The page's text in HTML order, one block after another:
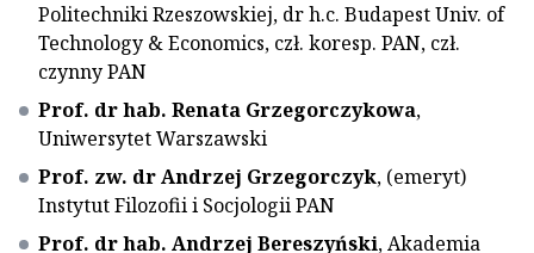
Politechniki Rzeszowskiej, dr h.c. Budapest Univ. of
Technology & Economics, czł. koresp. PAN, czł.
czynny PAN
Prof. dr hab. Renata Grzegorczykowa,
Uniwersytet Warszawski
Prof. zw. dr Andrzej Grzegorczyk, (emeryt)
Instytut Filozofii i Socjologii PAN
Prof. dr hab. Andrzej Bereszyński, Akademia